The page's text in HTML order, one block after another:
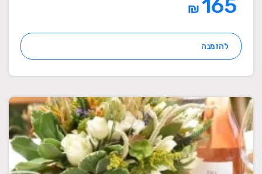
₪
להזמנה